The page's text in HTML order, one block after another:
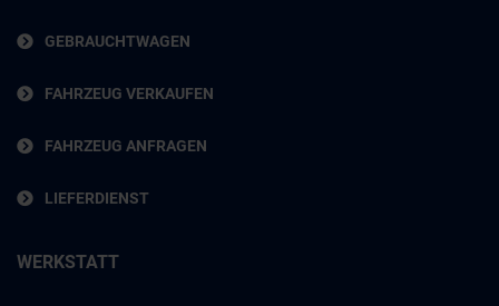
GEBRAUCHTWAGEN
FAHRZEUG VERKAUFEN
FAHRZEUG ANFRAGEN
LIEFERDIENST
WERKSTATT